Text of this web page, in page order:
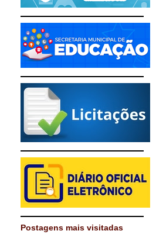
Postagens mais visitadas